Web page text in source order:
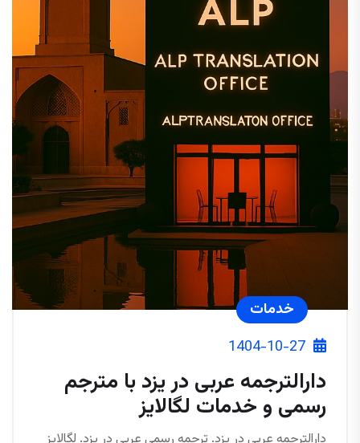
خدمات
1404-10-27
دارالترجمه عربی در یزد با مترجم
رسمی و خدمات لگالایز